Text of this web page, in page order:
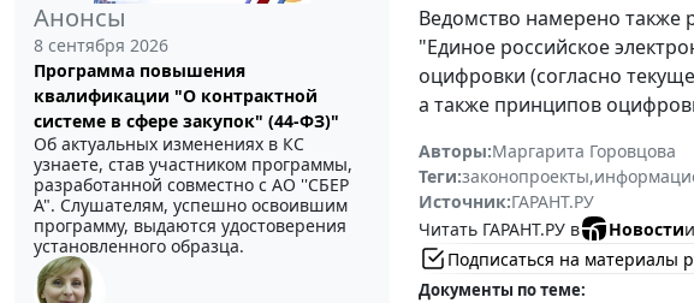
Анонсы
8 сентября 2026
Программа повышения
квалификации "О контрактной
системе в сфере закупок" (44-ФЗ)"
Об актуальных изменениях в КС
узнаете, став участником программы,
разработанной совместно с АО ''СБЕР
А". Слушателям, успешно освоившим
программу, выдаются удостоверения
установленного образца.
Ведомство намерено также
"Единое российское
оцифровки (согласно
а также принципов
Авторы:Маргарита Горовцова
Теги:законопроекты,
Источник:ГАРАНТ.РУ
Читать ГАРАНТ.РУ в
Новостии
Подписаться на материалы
Документы по теме: